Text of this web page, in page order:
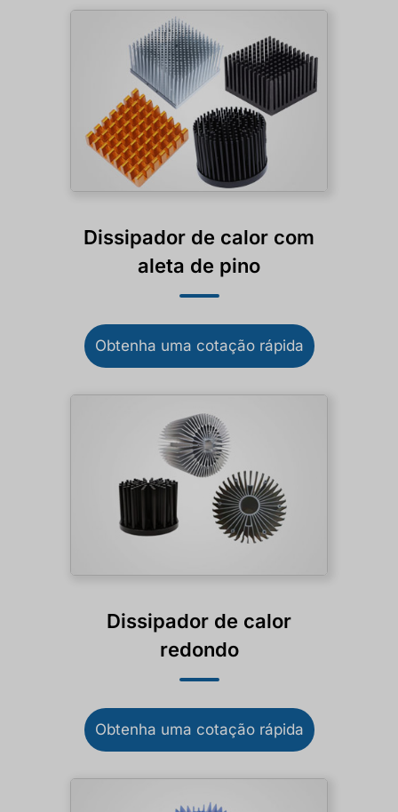
Dissipador de calor com
aleta de pino
Obtenha uma cotação rápida
Dissipador de calor
redondo
Obtenha uma cotação rápida